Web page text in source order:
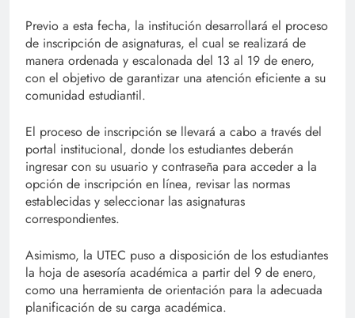
Previo a esta fecha, la institución desarrollará el proceso
de inscripción de asignaturas, el cual se realizará de
manera ordenada y escalonada del 13 al 19 de enero,
con el objetivo de garantizar una atención eficiente a su
comunidad estudiantil.
El proceso de inscripción se llevará a cabo a través del
portal institucional, donde los estudiantes deberán
ingresar con su usuario y contraseña para acceder a la
opción de inscripción en línea, revisar las normas
establecidas y seleccionar las asignaturas
correspondientes.
Asimismo, la UTEC puso a disposición de los estudiantes
la hoja de asesoría académica a partir del 9 de enero,
como una herramienta de orientación para la adecuada
planificación de su carga académica.